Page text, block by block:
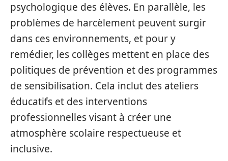
psychologique des élèves. En parallèle, les
problèmes de harcèlement peuvent surgir
dans ces environnements, et pour y
remédier, les collèges mettent en place des
politiques de prévention et des programmes
de sensibilisation. Cela inclut des ateliers
éducatifs et des interventions
professionnelles visant à créer une
atmosphère scolaire respectueuse et
inclusive.